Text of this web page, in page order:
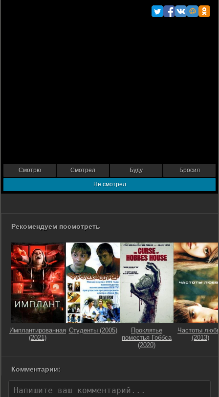
Смотрю Смотрел Буду Бросил
Не смотрел
Рекомендуем посмотреть
Имплантированная
(2021)
Студенты (2005)
Проклятье
поместья Гоббса
(2020)
Частоты
(2013)
Комментарии: